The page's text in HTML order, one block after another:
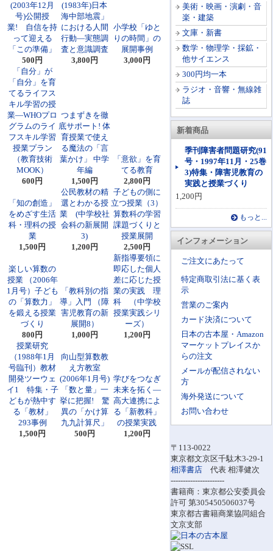
美術・映画・演劇・音
楽・建築
文庫・新書
数学・物理学・採鉱・
他サイエンス
300円均一本
ラジオ・音響・無線雑
誌
新着商品
季刊障害者問題研究(91
号・1997年11月・25巻
3)特集・障害児教育の
実践と授業づくり
1,200円
もっと...
インフォメーション
ご注文にあたって
特定商取引法に基く表
示
営業のご案内
カード決済について
日本の古本屋・Amazon
マーケットプレイスか
らの注文
メールが配信されない
方
海外発送について
お問い合わせ
〒113-0022
東京都文京区千駄木3-29-1
相澤書店 代表 相澤健次
----------------------
書籍商：東京都公安委員会
許可 第305450506037号
東京都古書籍商業協同組合
文京支部
(2003年12月
号)公開授
業! 自信を持
って迎える
「この準備」
500円
(1983年)日本
海中部地震」
における人間
行動―実態調
査と意識調査
3,800円
小学校「ゆと
りの時間」の
展開事例
3,000円
「自分」が
「自分」を育
てるライフス
キル学習の授
業―WHOプロ
グラムのライ
フスキル学習
授業プラン
（教育技術
MOOK）
600円
つまずきを徹
底サポート! 体
育授業で使え
る魔法の「言
葉かけ」 中学
年編
1,500円
「意欲」を育
てる教育
2,800円
「知の創造」
をめざす生活
科・理科の授
業
1,500円
公民教材の精
選とわかる授
業 (中学校社
会科の新展開
3)
1,200円
子どもの側に
立つ授業（3）
算数科の学習
課題づくりと
授業展開
2,500円
楽しい算数の
授業 （2006年
1月号）子ども
の「算数力」
を鍛える授業
づくり
800円
「教科別の指
導」入門 （障
害児教育の新
展開8）
1,000円
新指導要領に
即応した個人
差に応じた授
業の実践 理
科 （中学校
授業実践シリ
ーズ）
1,200円
授業研究
（1988年1月
号臨刊）教材
開発ツーウェ
イ1 特集・子
どもが熱中す
る「教材」
293事例
1,500円
向山型算数教
え方教室
(2006年1月号)
「数と量」一
挙に把握! 驚
異の「かけ算
九九計算尺」
500円
学びをつなぎ
未来を拓く―
高大連携によ
る「新教科」
の授業実践
1,200円